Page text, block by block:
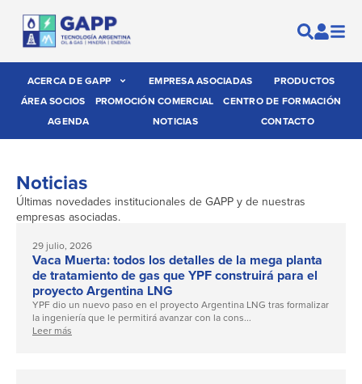
ACERCA DE GAPP EMPRESA ASOCIADAS
PRODUCTOS
ÁREA SOCIOS
PROMOCIÓN COMERCIAL
CENTRO DE FORMACIÓN
AGENDA
NOTICIAS CONTACTO
Noticias
Últimas novedades institucionales de GAPP y de nuestras
empresas asociadas.
29 julio, 2026
Vaca Muerta: todos los detalles de la mega planta
de tratamiento de gas que YPF construirá para el
proyecto Argentina LNG
YPF dio un nuevo paso en el proyecto Argentina LNG tras formalizar
la ingeniería que le permitirá avanzar con la cons...
Leer más